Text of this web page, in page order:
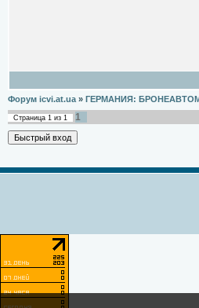
Форум icvi.at.ua » ГЕРМАНИЯ:
Страница 1 из 1
1